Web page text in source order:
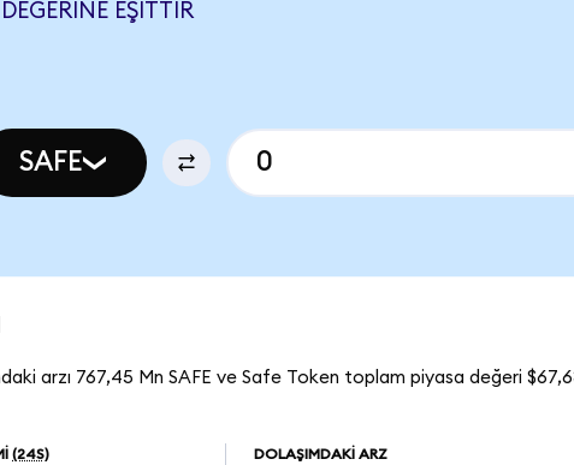
EŞITTIR
SAFE
arzı 767,45 Mn SAFE ve Safe Token toplam piyasa değeri
(24S) DOLAŞIMDAKI ARZ